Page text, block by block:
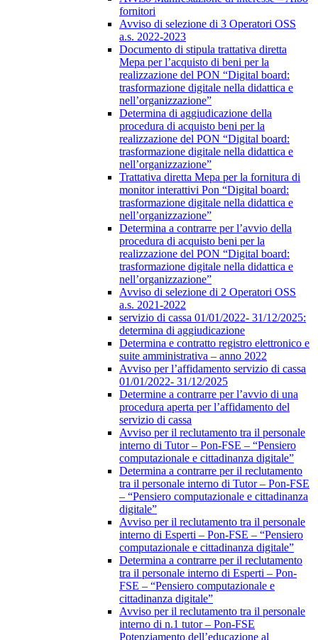
fornitori
Avviso di selezione di 3 Operatori OSS
a.s. 2022-2023
Documento di stipula trattativa diretta
Mepa per l’acquisto di beni per la
realizzazione del PON “Digital board:
trasformazione digitale nella didattica e
nell’organizzazione”
Determina di aggiudicazione della
procedura di acquisto beni per la
realizzazione del PON “Digital board:
trasformazione digitale nella didattica e
nell’organizzazione”
Trattativa diretta Mepa per la fornitura di
monitor interattivi Pon “Digital board:
trasformazione digitale nella didattica e
nell’organizzazione”
Determina a contrarre per l’avvio della
procedura di acquisto beni per la
realizzazione del PON “Digital board:
trasformazione digitale nella didattica e
nell’organizzazione”
Avviso di selezione di 2 Operatori OSS
a.s. 2021-2022
servizio di cassa 01/01/2022- 31/12/2025:
determina di aggiudicazione
Determina e contratto registro elettronico e
suite amministrativa – anno 2022
Avviso per l’affidamento servizio di cassa
01/01/2022- 31/12/2025
Determine a contrarre per l’avvio di una
procedura aperta per l’affidamento del
servizio di cassa
Avviso per il reclutamento tra il personale
interno di Tutor – Pon-FSE – “Pensiero
computazionale e cittadinanza digitale”
Determina a contrarre per il reclutamento
tra il personale interno di Tutor – Pon-FSE
– “Pensiero computazionale e cittadinanza
digitale”
Avviso per il reclutamento tra il personale
interno di Esperti – Pon-FSE – “Pensiero
computazionale e cittadinanza digitale”
Determina a contrarre per il reclutamento
tra il personale interno di Esperti – Pon-
FSE – “Pensiero computazionale e
cittadinanza digitale”
Avviso per il reclutamento tra il personale
interno di n.1 tutor – Pon-FSE
Potenziamento dell’educazione al